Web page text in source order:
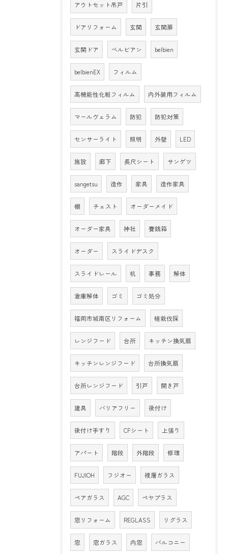
アウトセット吊戸 片引
ドアリフォーム 玄関 玄関扉
玄関ドア ベルビアン belbien
belbienEX フィルム
高機能性化粧フィルム 内外装用フィルム
マールヴェラム 防犯 防犯対策
センサーライト 照明 外壁 LED
施設 廊下 長尺シート サンゲツ
sangetsu 造作 家具 造作家具
棚 チェスト オーダーメイド
オーダー家具 神社 賽銭箱
オーダー スライドデスク
スライドレール 机 事務 解体
倉庫解体 ゴミ ゴミ処分
福岡市城南区リフォーム 植栽伐採
レンジフード 台所 キッチン換気扇
キッチンレンジフード 台所換気扇
台所レンジフード 引戸 開き戸
建具 バリアフリー 後付け
後付け手すり CFシート 上張り
アパート 階段 外階段 修理
FUJIOH フジオー 複層ガラス
ペアガラス AGC ペヤプラス
窓リフォーム REGLASS リグラス
窓 窓ガラス 内窓 バルコニー